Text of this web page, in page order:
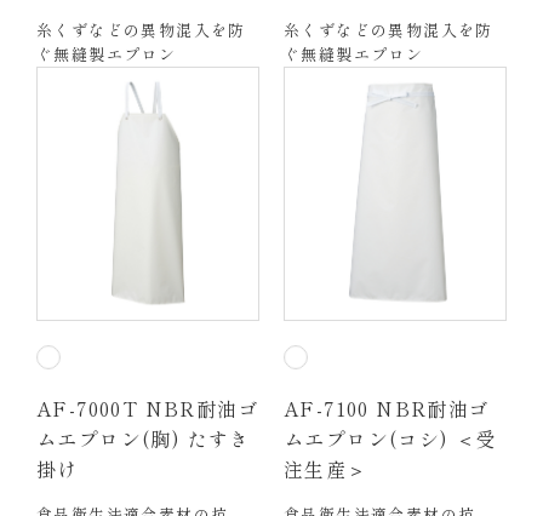
糸くずなどの異物混入を防
ぐ無縫製エプロン
糸くずなどの異物混入を防
ぐ無縫製エプロン
AF-7000T NBR耐油ゴ
ムエプロン(胸) たすき
掛け
AF-7100 NBR耐油ゴ
ムエプロン(コシ) ＜受
注生産＞